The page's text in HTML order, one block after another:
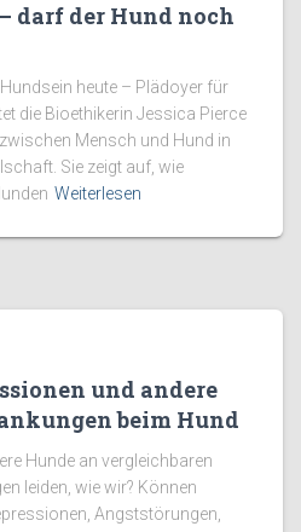
darf der Hund noch
heute – Plädoyer für
die Bioethikerin Jessica Pierce
Mensch und Hund in
Sie zeigt auf, wie
Weiterlesen
und andere
beim Hund
Hunde an vergleichbaren
leiden, wie wir? Können
Angststörungen,